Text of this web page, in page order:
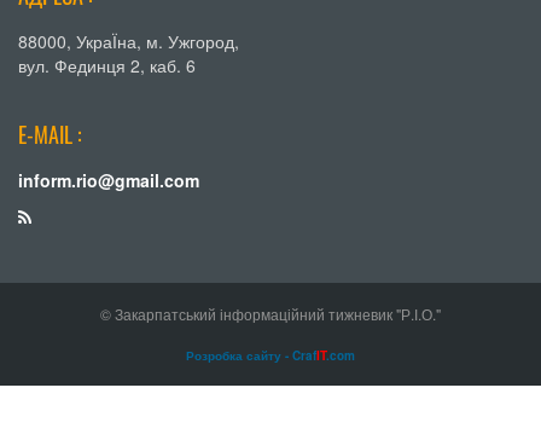
88000, УкраЇна, м. Ужгород,
вул. Фединця 2, каб. 6
E-MAIL :
inform.rio@gmail.com
© Закарпатський інформаційний тижневик "Р.І.О."
Розробка сайту - CrafIT.com